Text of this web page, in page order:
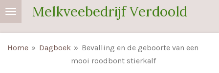
Ga
direct
de
Melkveebedrijf Verdoold
Home » Dagboek » Bevalling en de geboorte van een
mooi roodbont stierkalf